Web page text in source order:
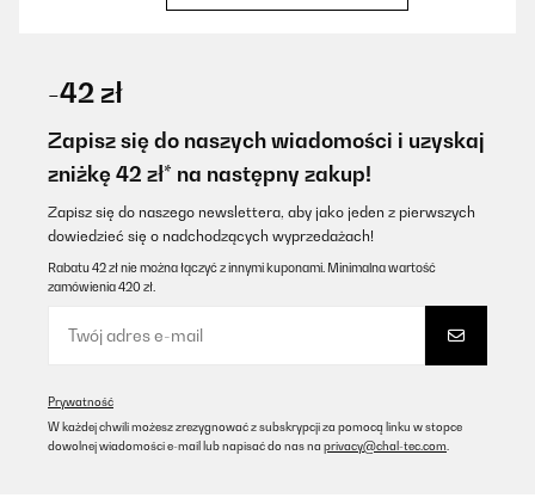
Amazon-Benutzer
SPRAWDZONA OPINIA
Alles Tip Top
-42 zł
Zapisz się do naszych wiadomości i uzyskaj
zniżkę 42 zł* na następny zakup!
Zapisz się do naszego newslettera, aby jako jeden z pierwszych
dowiedzieć się o nadchodzących wyprzedażach!
Rabatu 42 zł nie można łączyć z innymi kuponami. Minimalna wartość
zamówienia 420 zł.
Prywatność
W każdej chwili możesz zrezygnować z subskrypcji za pomocą linku w stopce
dowolnej wiadomości e-mail lub napisać do nas na privacy@chal-tec.com